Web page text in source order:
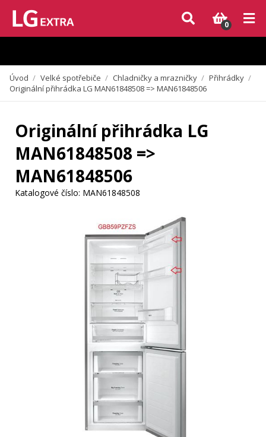
Vzhledem k aktuální situaci se může dodání dílů, které nejsou skladem,
zpozdit. Děkujeme za pochopení.
0
Úvod / Velké spotřebiče / Chladničky a mrazničky / Přihrádky /
Originální přihrádka LG MAN61848508 => MAN61848506
Originální přihrádka LG
MAN61848508 =>
MAN61848506
Katalogové číslo: MAN61848508